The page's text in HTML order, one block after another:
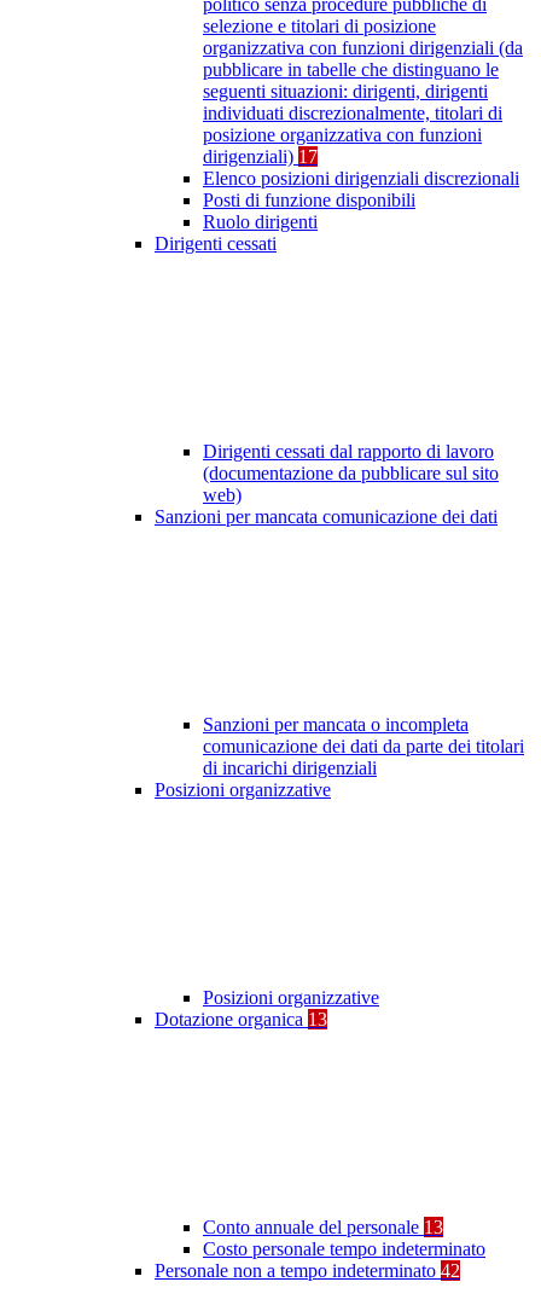
politico senza procedure pubbliche di
selezione e titolari di posizione
organizzativa con funzioni dirigenziali (da
pubblicare in tabelle che distinguano le
seguenti situazioni: dirigenti, dirigenti
individuati discrezionalmente, titolari di
posizione organizzativa con funzioni
dirigenziali) 17
Elenco posizioni dirigenziali discrezionali
Posti di funzione disponibili
Ruolo dirigenti
Dirigenti cessati
Dirigenti cessati dal rapporto di lavoro
(documentazione da pubblicare sul sito
web)
Sanzioni per mancata comunicazione dei dati
Sanzioni per mancata o incompleta
comunicazione dei dati da parte dei titolari
di incarichi dirigenziali
Posizioni organizzative
Posizioni organizzative
Dotazione organica 13
Conto annuale del personale 13
Costo personale tempo indeterminato
Personale non a tempo indeterminato 42